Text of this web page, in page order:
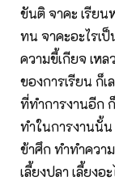
ขันติ จาคะ เรีย
ทน จาคะอะไรเ
ความขี้เกียจ เหล
ของการเรียน ก็
ที่ทำการงานอีก
ทำในการงานนั้
ข้าศึก ทำทำควา
เลี้ยงปลา เลี้ย